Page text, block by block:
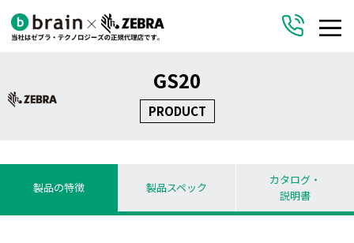
GS20
PRODUCT
製品の特徴 製品スペック
カタログ・
説明書